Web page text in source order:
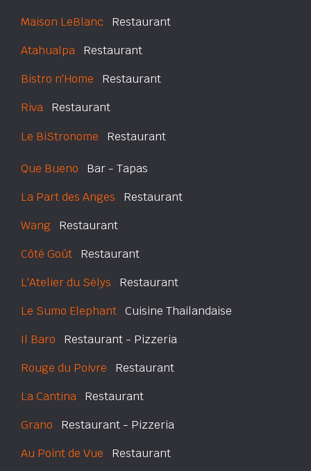
Maison LeBlanc Restaurant
Atahualpa Restaurant
Bistro n'Home Restaurant
Riva Restaurant
Le BiStronome Restaurant
Que Bueno Bar - Tapas
La Part des Anges Restaurant
Wang Restaurant
Côté Goût Restaurant
L'Atelier du Sélys Restaurant
Le Sumo Elephant Cuisine Thailandaise
Il Baro Restaurant - Pizzeria
Rouge du Poivre Restaurant
La Cantina Restaurant
Grano Restaurant - Pizzeria
Au Point de Vue Restaurant